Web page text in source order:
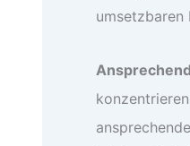
umsetzbaren